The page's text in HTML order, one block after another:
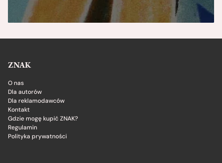
ZNAK
O nas
Dla autorów
Dla reklamodawców
Kontakt
Gdzie mogę kupić ZNAK?
Regulamin
Polityka prywatności